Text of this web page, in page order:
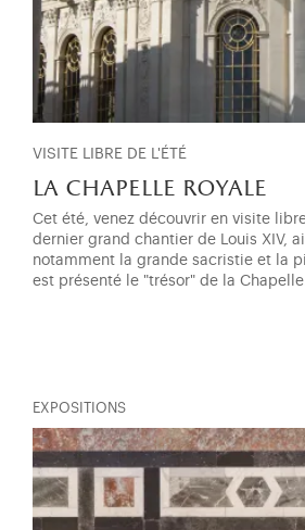
VISITE LIBRE DE L'ÉTÉ
la chapelle royale
Cet été, venez découvrir en visite
dernier grand chantier de Louis XIV,
notamment la grande sacristie et la
est présenté le "trésor" de la Chapelle.
EXPOSITIONS